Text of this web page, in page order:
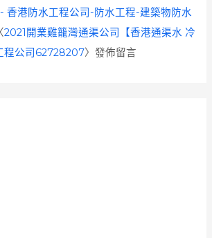
香港防水工程公司-防水工程-建築物防水
2021開業雞籠灣通渠公司【香港通渠水 冷
程公司62728207〉發佈留言